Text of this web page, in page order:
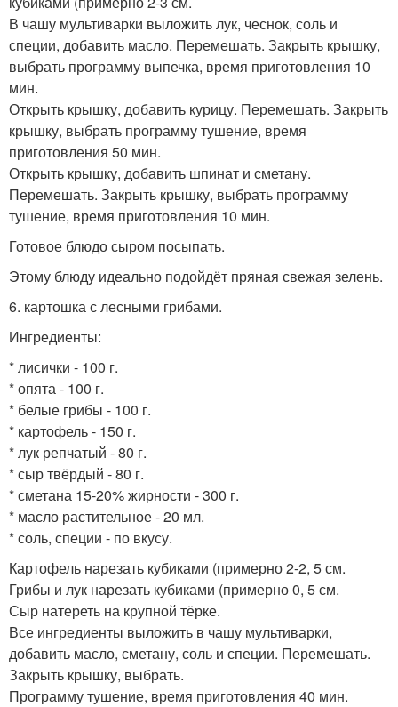
В чашу мультиварки выложить лук, чеснок, соль и
специи, добавить масло. Перемешать. Закрыть крышку,
выбрать программу выпечка, время приготовления 10
мин.
Открыть крышку, добавить курицу. Перемешать. Закрыть
крышку, выбрать программу тушение, время
приготовления 50 мин.
Открыть крышку, добавить шпинат и сметану.
Перемешать. Закрыть крышку, выбрать программу
тушение, время приготовления 10 мин.
Готовое блюдо сыром посыпать.
Этому блюду идеально подойдёт пряная свежая зелень.
6. картошка с лесными грибами.
Ингредиенты:
* лисички - 100 г.
* опята - 100 г.
* белые грибы - 100 г.
* картофель - 150 г.
* лук репчатый - 80 г.
* сыр твёрдый - 80 г.
* сметана 15-20% жирности - 300 г.
* масло растительное - 20 мл.
* соль, специи - по вкусу.
Картофель нарезать кубиками (примерно 2-2, 5 см.
Грибы и лук нарезать кубиками (примерно 0, 5 см.
Сыр натереть на крупной тёрке.
Все ингредиенты выложить в чашу мультиварки,
добавить масло, сметану, соль и специи. Перемешать.
Закрыть крышку, выбрать.
Программу тушение, время приготовления 40 мин.